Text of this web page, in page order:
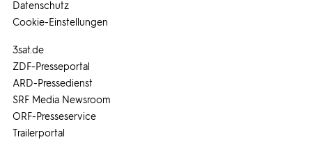
3sat.de
ZDF-Presseportal
ARD-Pressedienst
SRF Media Newsroom
ORF-Presseservice
Trailerportal
Datenschutz
Cookie-Einstellungen